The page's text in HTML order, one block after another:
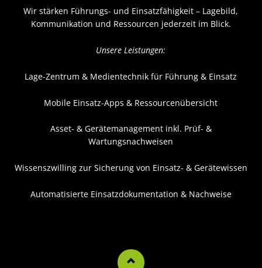
Wir stärken Führungs- und Einsatzfähigkeit – Lagebild,
Kommunikation und Ressourcen jederzeit im Blick.
Unsere Leistungen:
Lage-Zentrum & Medientechnik für Führung & Einsatz
Mobile Einsatz-Apps & Ressourcenübersicht
Asset- & Gerätemanagement inkl. Prüf- &
Wartungsnachweisen
Wissenszwilling zur Sicherung von Einsatz- & Gerätewissen
Automatisierte Einsatzdokumentation & Nachweise